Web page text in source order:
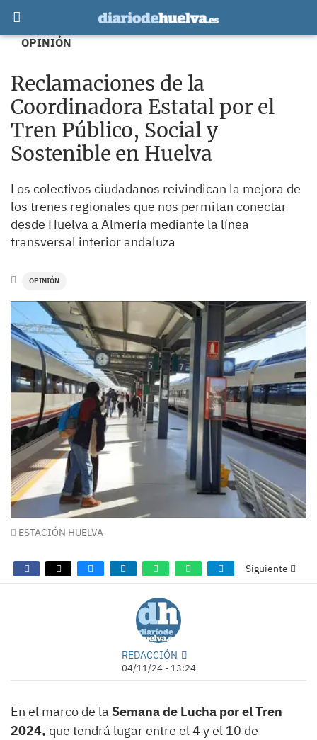
OPINIÓN
Reclamaciones de la
Coordinadora Estatal por el
Tren Público, Social y
Sostenible en Huelva
Los colectivos ciudadanos reivindican la mejora de
los trenes regionales que nos permitan conectar
desde Huelva a Almería mediante la línea
transversal interior andaluza
OPINIÓN
ESTACIÓN HUELVA
Siguiente
REDACCIÓN
04/11/24 - 13:24
En el marco de la Semana de Lucha por el Tren
2024, que tendrá lugar entre el 4 y el 10 de